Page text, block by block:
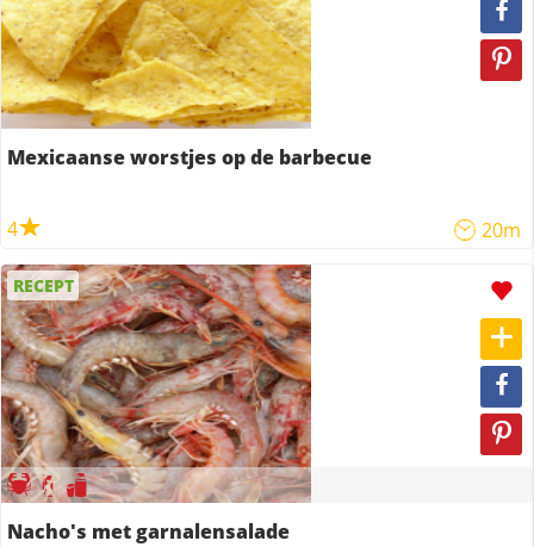
Mexicaanse worstjes op de barbecue
4 20m
RECEPT
Nacho's met garnalensalade